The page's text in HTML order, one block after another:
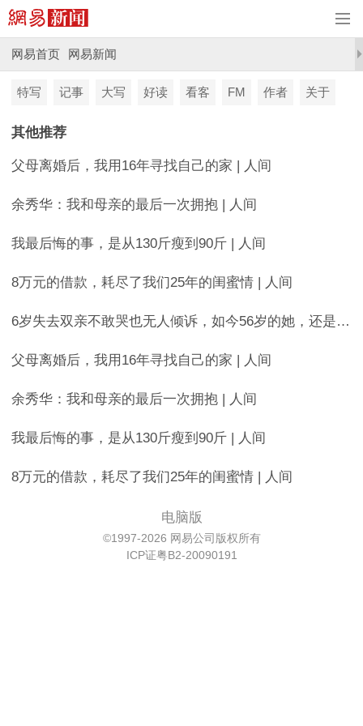
网易首页 网易新闻
特写 记事 大写 好读 看客 FM 作者 关于
其他推荐
父母离婚后，我用16年寻找自己的家 | 人间
余秀华：我和母亲的最后一次拥抱 | 人间
我最后悔的事，是从130斤瘦到90斤 | 人间
8万元的借款，耗尽了我们25年的闺蜜情 | 人间
6岁失去双亲不敢哭也无人倾诉，如今56岁的她，还是很想爸爸妈妈 | 唐山大地震50周年
父母离婚后，我用16年寻找自己的家 | 人间
余秀华：我和母亲的最后一次拥抱 | 人间
我最后悔的事，是从130斤瘦到90斤 | 人间
8万元的借款，耗尽了我们25年的闺蜜情 | 人间
电脑版
©1997-2026 网易公司版权所有
ICP证粤B2-20090191